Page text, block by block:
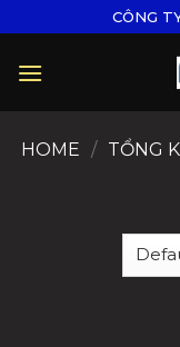
content
CÔNG
HOME / TỔNG